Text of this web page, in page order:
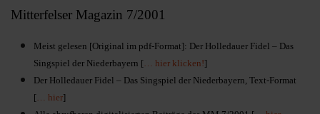
Mitterfelser Magazin 7/2001
Meist gelesen [Original im pdf-Format]: Der Holledauer Fidel – Das
Singspiel der Niederbayern [… hier klicken!]
Der Holledauer Fidel – Das Singspiel der Niederbayern, Text-Format
[… hier]